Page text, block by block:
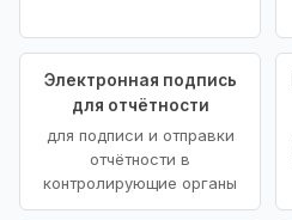
Электронная подпись
для отчётности
для подписи и отправки
отчётности в
контролирующие органы